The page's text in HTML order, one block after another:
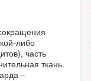
либо
часть
ткань.
–